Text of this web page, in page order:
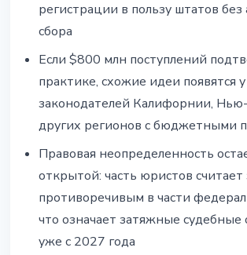
регистрации в пользу штатов без
сбора
Если $800 млн поступлений
практике, схожие идеи появятся у
законодателей Калифорнии,
других регионов с бюджетными
Правовая неопределенность
открытой: часть юристов считает
противоречивым в части
что означает затяжные судебные
уже с 2027 года